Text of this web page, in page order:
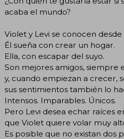
acaba el mundo?
Violet y Levi se conocen desde
Él sueña con crear un hogar.
Ella, con escapar del suyo.
Son mejores amigos, siempre
y, cuando empiezan a crecer,
sus sentimientos también lo
Intensos. Imparables. Únicos.
Pero Levi desea echar raíces
que Violet quiere volar muy
Es posible que no existan dos